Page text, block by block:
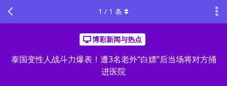
博彩新闻与热点
泰国变性人战斗力爆表！遭3名老外“白嫖”后当场将对方捅
进医院
1 / 1 条